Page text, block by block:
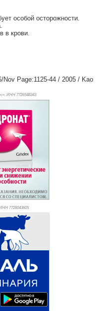
особой осторожности.
в крови.
Nov Page:1125-44 / 2005 / Kao
ИНН 7726548343
7728043605